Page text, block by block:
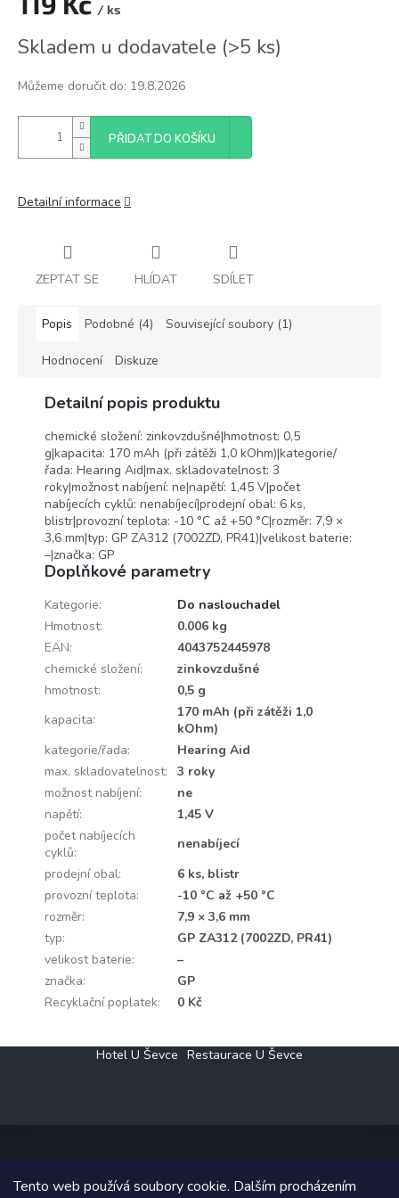
Tento web používá soubory cookie. Dalším procházením
/ ks
cena:
Skladem u dodavatele (>5 ks)
Můžeme doručit do: 19.8.2026
PŘIDAT DO KOŠÍKU
Detailní informace
ZEPTAT SE HLÍDAT SDÍLET
Popis Podobné (4) Související soubory (1)
Hodnocení Diskuze
Detailní popis produktu
chemické složení: zinkovzdušné|hmotnost: 0,5
g|kapacita: 170 mAh (při zátěži 1,0 kOhm)|kategorie/
řada: Hearing Aid|max. skladovatelnost: 3
roky|možnost nabíjení: ne|napětí: 1,45 V|počet
nabíjecích cyklů: nenabíjecí|prodejní obal: 6 ks,
blistr|provozní teplota: -10 °C až +50 °C|rozměr: 7,9 ×
3,6 mm|typ: GP ZA312 (7002ZD, PR41)|velikost baterie:
–|značka: GP
Doplňkové parametry
Kategorie:
Do naslouchadel
Hmotnost:
0.006 kg
EAN:
4043752445978
chemické složení:
zinkovzdušné
hmotnost:
0,5 g
kapacita:
170 mAh (při zátěži 1,0
kOhm)
kategorie/řada:
Hearing Aid
max. skladovatelnost:
3 roky
možnost nabíjení:
ne
napětí:
1,45 V
počet nabíjecích
cyklů:
nenabíjecí
prodejní obal:
6 ks, blistr
provozní teplota:
-10 °C až +50 °C
rozměr:
7,9 × 3,6 mm
typ:
GP ZA312 (7002ZD, PR41)
velikost baterie:
–
značka:
GP
Recyklační poplatek: 0 Kč
Hotel U Ševce Restaurace U Ševce